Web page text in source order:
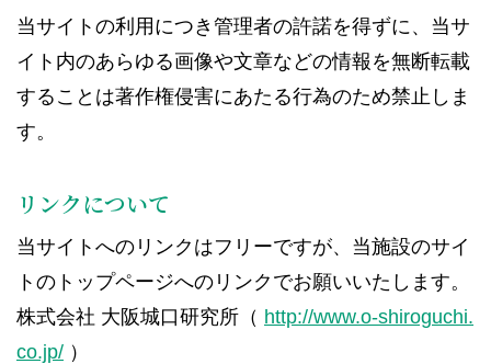
当サイトの利用につき管理者の許諾を得ずに、当サ
イト内のあらゆる画像や文章などの情報を無断転載
することは著作権侵害にあたる行為のため禁止しま
す。
リンクについて
当サイトへのリンクはフリーですが、当施設のサイ
トのトップページへのリンクでお願いいたします。
株式会社 大阪城口研究所（ http://www.o-shiroguchi.
co.jp/ ）